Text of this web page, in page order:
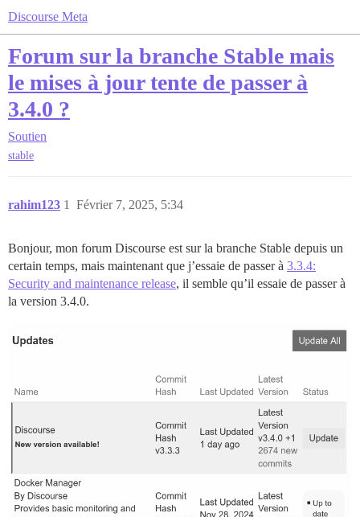
Discourse Meta
Forum sur la branche Stable mais
le mises à jour tente de passer à
3.4.0 ?
Soutien
stable
rahim123 Février 7, 2025, 5:34
1
Bonjour, mon forum Discourse est sur la branche Stable depuis un
certain temps, mais maintenant que j’essaie de passer à 3.3.4:
Security and maintenance release, il semble qu’il essaie de passer à
la version 3.4.0.